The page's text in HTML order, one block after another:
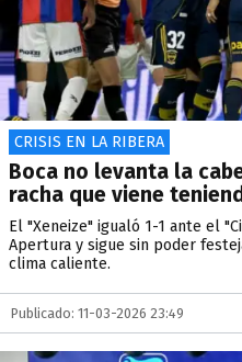
CRISIS EN LA RIBERA
Boca no levanta la
racha que viene
El "Xeneize" igualó 1-1 ante el
Apertura y sigue sin poder
clima caliente.
Publicado: 11-03-2026 23:49